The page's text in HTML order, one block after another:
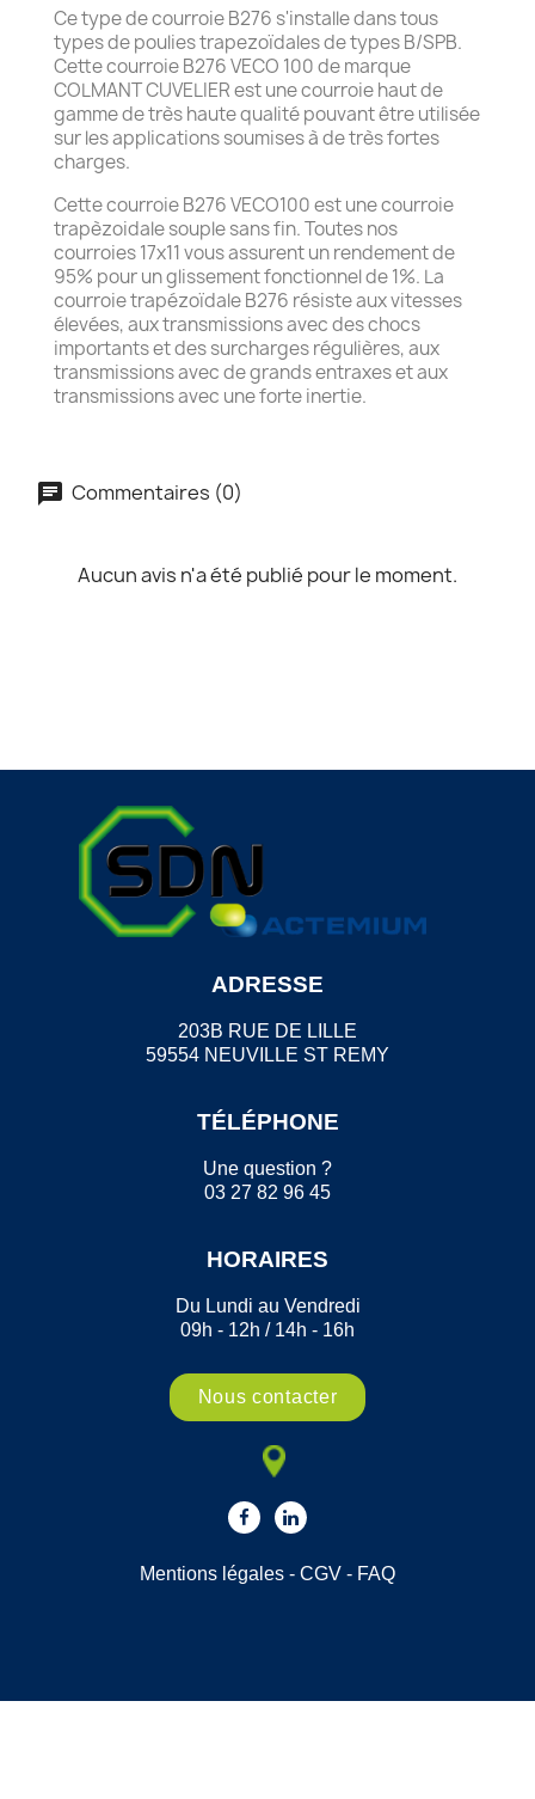
Ce type de courroie B276 s'installe dans tous
types de poulies trapezoïdales de types B/SPB.
Cette courroie B276 VECO 100 de marque
COLMANT CUVELIER est une courroie haut de
gamme de très haute qualité pouvant être utilisée
sur les applications soumises à de très fortes
charges.
Cette courroie B276 VECO100 est une courroie
trapèzoidale souple sans fin. Toutes nos
courroies 17x11 vous assurent un rendement de
95% pour un glissement fonctionnel de 1%. La
courroie trapézoïdale B276 résiste aux vitesses
élevées, aux transmissions avec des chocs
importants et des surcharges régulières, aux
transmissions avec de grands entraxes et aux
transmissions avec une forte inertie.
Commentaires (0)
Aucun avis n'a été publié pour le moment.
ADRESSE
203B RUE DE LILLE
59554 NEUVILLE ST REMY
TÉLÉPHONE
Une question ?
03 27 82 96 45
HORAIRES
Du Lundi au Vendredi
09h - 12h / 14h - 16h
Nous contacter
Mentions légales - CGV - FAQ